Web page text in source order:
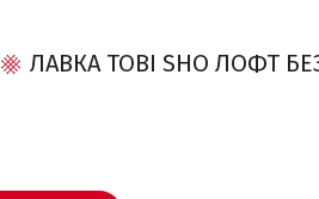
ЛАВКА TOBI SHO ЛОФТ